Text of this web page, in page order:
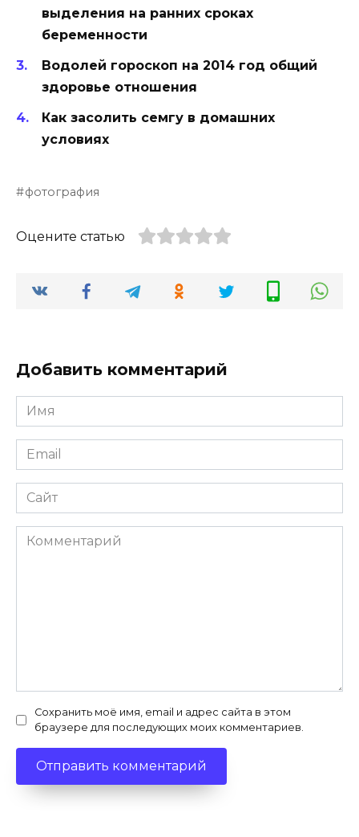
выделения на ранних сроках
беременности
Водолей гороскоп на 2014 год общий
здоровье отношения
Как засолить семгу в домашних
условиях
фотография
Оцените статью
Добавить комментарий
Имя
*
Email
*
Сайт
Комментарий
Сохранить моё имя, email и адрес сайта в этом
браузере для последующих моих комментариев.